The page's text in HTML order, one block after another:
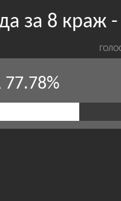
за 8 краж
77.78%